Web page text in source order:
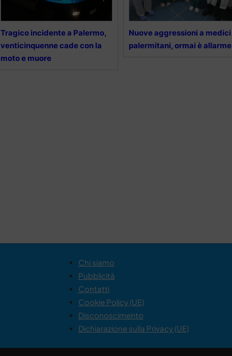
Tragico incidente a Palermo,
venticinquenne cade con la
moto e muore
Nuove aggressioni a medici
palermitani, ormai è allarme
Chi siamo
Pubblicità
Contatti
Cookie Policy (UE)
Disconoscimento
Dichiarazione sulla Privacy (UE)